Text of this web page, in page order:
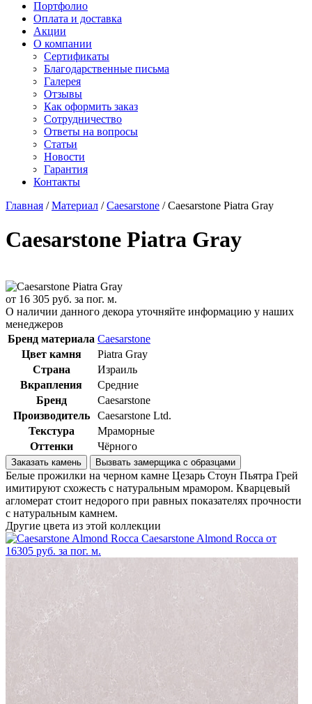
Ханекс
Акрилика
Кориан
Монтелли
Тристоун
СмартКварц
Цезарьстоун
Викостон
Технистон
Камбрия
Плазастон
Портфолио
Оплата и доставка
Акции
О компании
Сертификаты
Благодарственные письма
Галерея
Отзывы
Как оформить заказ
Сотрудничество
Ответы на вопросы
Статьи
Новости
Гарантия
Контакты
Главная /Материал /Caesarstone /Caesarstone Piatra Gray
Caesarstone Piatra Gray
от 16 305 руб. за пог. м.
О наличии данного декора уточняйте информацию у наших
менеджеров
Бренд материала Caesarstone
Цвет камня
Piatra Gray
Страна
Израиль
Вкрапления
Средние
Бренд
Caesarstone
Производитель
Caesarstone Ltd.
Текстура
Мраморные
Оттенки
Чёрного
Заказать камень Вызвать замерщика с образцами
Белые прожилки на черном камне Цезарь Стоун Пьятра Грей
имитируют схожесть с натуральным мрамором. Кварцевый
агломерат стоит недорого при равных показателях прочности
с натуральным камнем.
Другие цвета из этой коллекции
Caesarstone Almond Rocca от
16305 руб. за пог. м.